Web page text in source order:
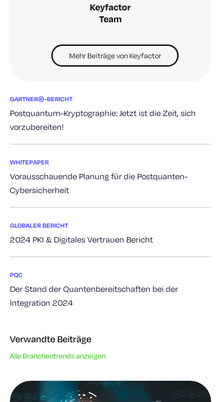
Keyfactor
Team
Mehr Beiträge von Keyfactor
GARTNER®-BERICHT
Postquantum-Kryptographie: Jetzt ist die Zeit, sich
vorzubereiten!
WHITEPAPER
Vorausschauende Planung für die Postquanten-
Cybersicherheit
GLOBALER BERICHT
2024 PKI & Digitales Vertrauen Bericht
PQC
Der Stand der Quantenbereitschaften bei der
Integration 2024
Verwandte Beiträge
Alle Branchentrends anzeigen